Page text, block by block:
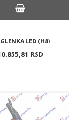
LED (H8)
81 RSD